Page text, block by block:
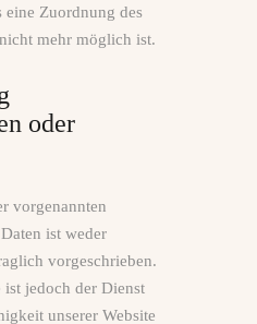
eine Zuordnung des
mehr möglich ist.
oder
vorgenannten
ist weder
vorgeschrieben.
ist jedoch der Dienst
unserer Website